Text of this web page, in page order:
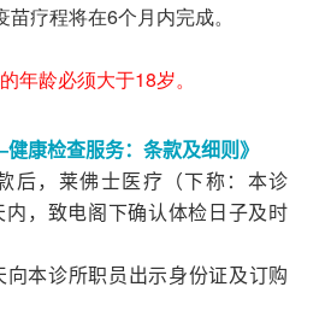
苗疗程将在6个月内完成。
年龄必须大于18岁。
康检查服务：条款及细则》
后，莱佛士医疗（下称：本诊
，致电阁下确认体检日子及时
向本诊所职员出示身份证及订购